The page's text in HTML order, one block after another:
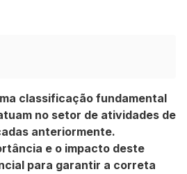
classificação fundamental
no setor de atividades de
anteriormente.
e o impacto deste
para garantir a correta